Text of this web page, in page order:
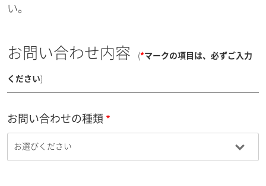
い。
お問い合わせ内容 (*マークの項目は、必ずご入力
ください)
お問い合わせの種類